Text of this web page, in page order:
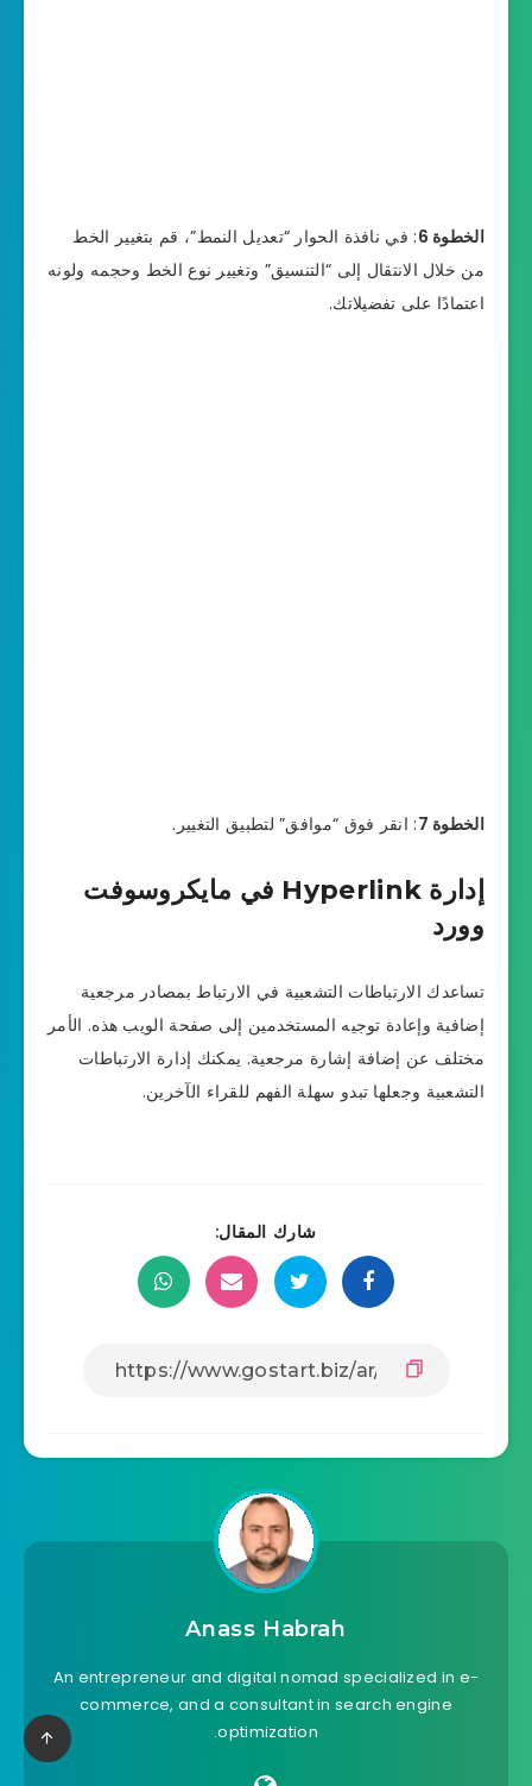
الخطوة 6
: في نافذة الحوار “تعديل النمط”، قم بتغيير الخط
من خلال الانتقال إلى “التنسيق” وتغيير نوع الخط وحجمه ولونه
اعتمادًا على تفضيلاتك.
الخطوة 7 : انقر فوق “موافق” لتطبيق التغيير.
إدارة Hyperlink في مايكروسوفت
وورد
تساعدك الارتباطات التشعبية في الارتباط بمصادر مرجعية
إضافية وإعادة توجيه المستخدمين إلى صفحة الويب هذه. الأمر
مختلف عن إضافة إشارة مرجعية. يمكنك إدارة الارتباطات
التشعبية وجعلها تبدو سهلة الفهم للقراء الآخرين.
شارك المقال:
Anass Habrah
An entrepreneur and digital nomad specialized in e-
commerce, and a consultant in search engine
optimization.